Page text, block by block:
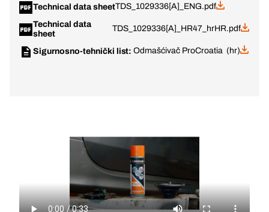
Technical data sheetTDS_1029336[A]_ENG.pdf
Technical data
sheet
TDS_1029336[A]_HR47_hrHR.pdf
Sigurnosno-tehnički list:Odmašćivač ProCroatia (hr)